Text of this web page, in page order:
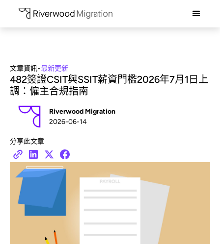
文章資訊•最新更新
482簽證CSIT與SSIT薪資門檻2026年7月1日上
調：僱主合規指南
Riverwood Migration
2026-06-14
分享此文章